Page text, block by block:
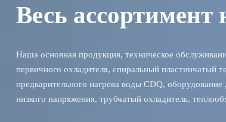
Весь
Наша основная продукция, техническое
первичного охладителя, спиральный пластинчатый
предварительного нагрева воды CDQ,
низкого напряжения, трубчатый охладитель,